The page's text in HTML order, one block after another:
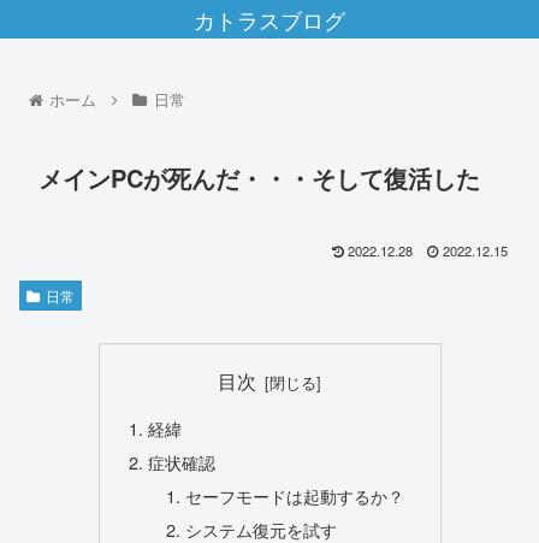
カトラスブログ
ホーム 日常
メインPCが死んだ・・・そして復活した
2022.12.28 2022.12.15
日常
目次
経緯
症状確認
セーフモードは起動するか？
システム復元を試す